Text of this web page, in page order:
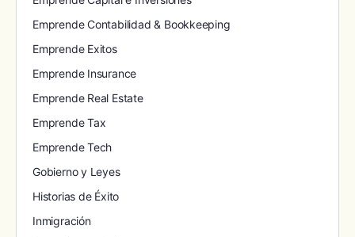
Emprende Contabilidad & Bookkeeping
Emprende Exitos
Emprende Insurance
Emprende Real Estate
Emprende Tax
Emprende Tech
Gobierno y Leyes
Historias de Éxito
Inmigración